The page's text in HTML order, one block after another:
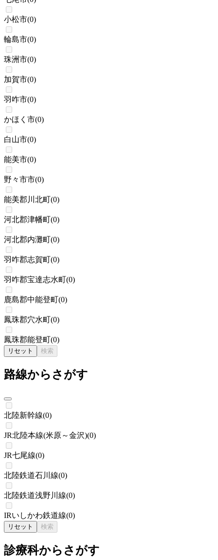
小松市(0)
輪島市(0)
珠洲市(0)
加賀市(0)
羽咋市(0)
かほく市(0)
白山市(0)
能美市(0)
野々市市(0)
能美郡川北町(0)
河北郡津幡町(0)
河北郡内灘町(0)
羽咋郡志賀町(0)
羽咋郡宝達志水町(0)
鹿島郡中能登町(0)
鳳珠郡穴水町(0)
鳳珠郡能登町(0)
リセット 検索
路線からさがす
北陸新幹線(0)
JR北陸本線(米原～金沢)(0)
JR七尾線(0)
北陸鉄道石川線(0)
北陸鉄道浅野川線(0)
IRいしかわ鉄道線(0)
リセット 検索
診療科からさがす